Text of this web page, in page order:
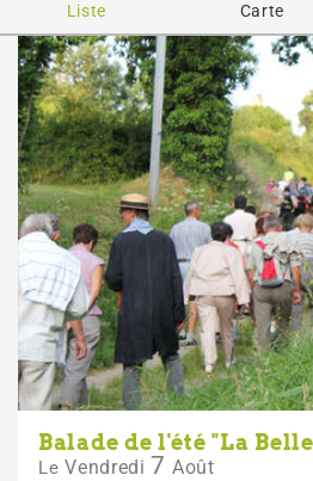
Liste Carte
Balade de l'été "La
Le Vendredi 7 Août